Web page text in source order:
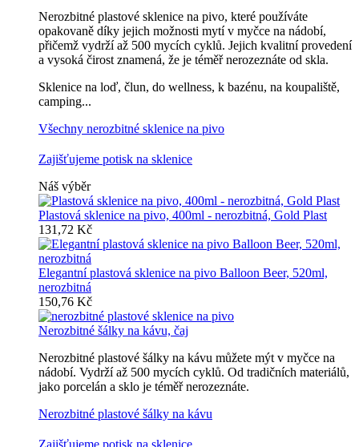
Nerozbitné plastové sklenice na pivo, které používáte
opakovaně díky jejich možnosti mytí v myčce na nádobí,
přičemž vydrží až 500 mycích cyklů. Jejich kvalitní provedení
a vysoká čirost znamená, že je téměř nerozeznáte od skla.
Sklenice na loď, člun, do wellness, k bazénu, na koupaliště,
camping...
Všechny nerozbitné sklenice na pivo
Zajišťujeme potisk na sklenice
Náš výběr
Plastová sklenice na pivo, 400ml - nerozbitná, Gold Plast
131,72 Kč
Elegantní plastová sklenice na pivo Balloon Beer, 520ml,
nerozbitná
150,76 Kč
Nerozbitné šálky na kávu, čaj
Nerozbitné plastové šálky na kávu můžete mýt v myčce na
nádobí. Vydrží až 500 mycích cyklů. Od tradičních materiálů,
jako porcelán a sklo je téměř nerozeznáte.
Nerozbitné plastové šálky na kávu
Zajišťujeme potisk na sklenice